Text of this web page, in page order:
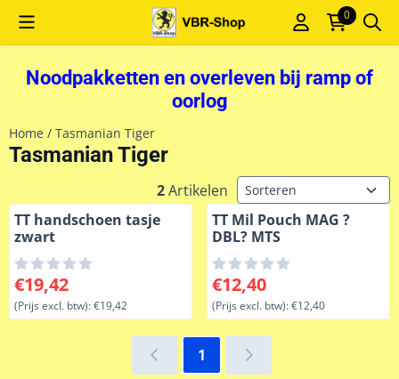
Cookievoorkeuren zijn momenteel gesloten. 0
Noodpakketten en overleven bij ramp of
oorlog
Home / Tasmanian Tiger
Tasmanian Tiger
2Artikelen Sorteermethode
TT handschoen tasje
zwart
Prijs: 19,42, exclusief btw: 19,42
€19,42
(Prijs excl. btw):€19,42
TT Mil Pouch MAG ?
DBL? MTS
Prijs: 12,40, exclusief btw:
€12,40
(Prijs excl. btw):€12,40
1